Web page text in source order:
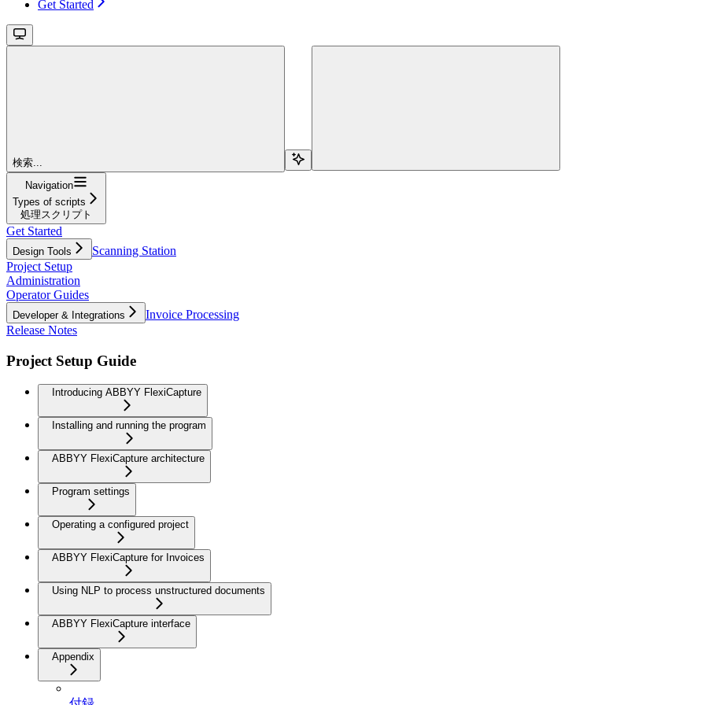
Get Started
検索...
Navigation
Types of scripts
処理スクリプト
Get Started
Design Tools
Scanning Station
Project Setup
Administration
Operator Guides
Developer & Integrations
Invoice Processing
Release Notes
Project Setup Guide
Introducing ABBYY FlexiCapture
Installing and running the program
ABBYY FlexiCapture architecture
Program settings
Operating a configured project
ABBYY FlexiCapture for Invoices
Using NLP to process unstructured documents
ABBYY FlexiCapture interface
Appendix